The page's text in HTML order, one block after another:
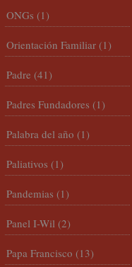
ONGs (1)
Orientación Familiar (1)
Padre (41)
Padres Fundadores (1)
Palabra del año (1)
Paliativos (1)
Pandemias (1)
Panel I-Wil (2)
Papa Francisco (13)